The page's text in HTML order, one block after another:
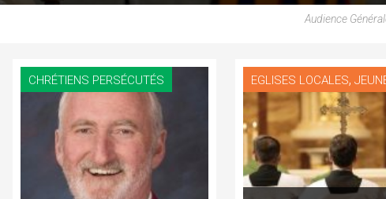
Audience
CHRÉTIENS PERSÉCUTÉS EGLISES LOCALES,